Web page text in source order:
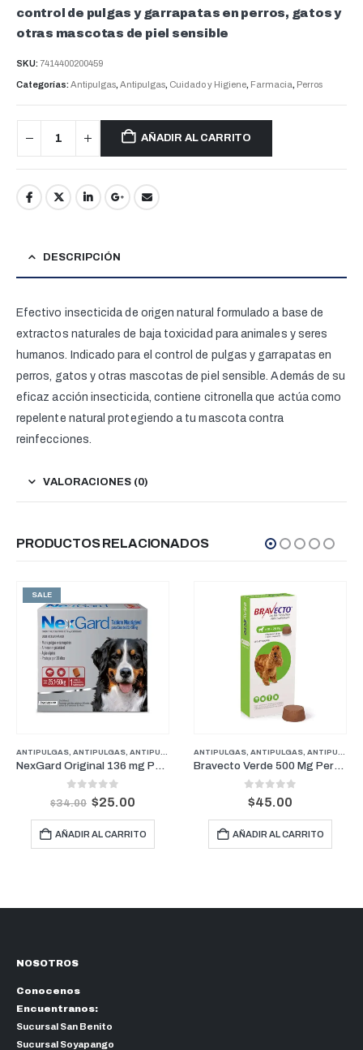
control de pulgas y garrapatas en perros, gatos y
otras mascotas de piel sensible
SKU:7414400200459
Categorías:Antipulgas, Antipulgas, Cuidado y Higiene, Farmacia, Perros
AÑADIR AL CARRITO
DESCRIPCIÓN
Efectivo insecticida de origen natural formulado a base de
extractos naturales de baja toxicidad para animales y seres
humanos. Indicado para el control de pulgas y garrapatas en
perros, gatos y otras mascotas de piel sensible. Además de su
eficaz acción insecticida, contiene citronella que actúa como
repelente natural protegiendo a tu mascota contra
reinfecciones.
VALORACIONES (0)
PRODUCTOS RELACIONADOS
,PUPPY ,SENIOR,TREATS
SALE
ANTIPULGAS ANTIPULGAS ANTIPULGAS PERROS PESOS GRANDES ,PERROS,
NexGard Original 136 mg Perros De 25.1 kg a 50 kg (1 Mes)
out of 5
$34.00 $25.00
AÑADIR AL CARRITO
ANTIPULGAS ANTIPULGAS ANTIPULGAS PERROS PESOS MEDIANOS
Bravecto Verde 500 Mg Perros para pesos entre 10-20Kg (3 Meses)
0out of 5
$45.00
AÑADIR AL CARRITO
NOSOTROS
Conocenos
Encuentranos:
Sucursal San Benito
Sucursal Soyapango